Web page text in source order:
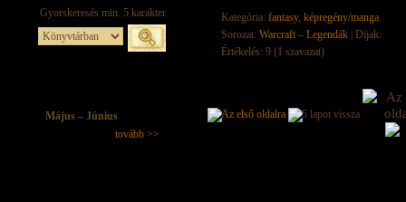
Május – Június
tovább >>
Kategória: fantasy, képregény/manga
Sorozat: Warcraft – Legendák | Díjak:
Értékelés: 9 (1 szavazat)